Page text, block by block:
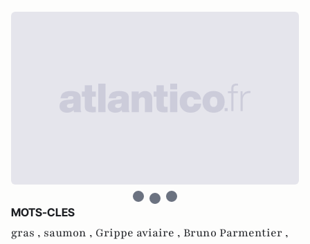
MOTS-CLES
gras , saumon , Grippe aviaire , Bruno Parmentier ,